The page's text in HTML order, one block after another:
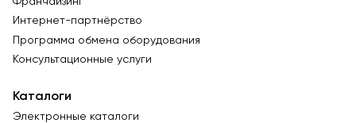
Интернет-партнёрство
Программа обмена оборудования
Консультационные услуги
Каталоги
Электронные каталоги